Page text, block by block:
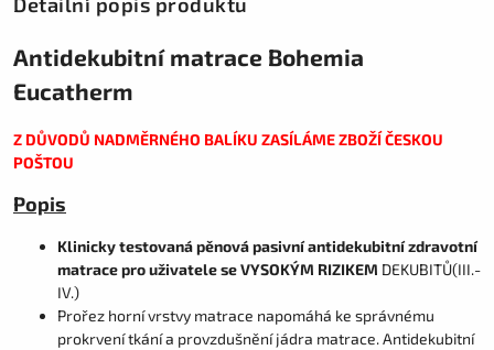
Antidekubitní matrace Bohemia
Eucatherm
Z DŮVODŮ NADMĚRNÉHO BALÍKU ZASÍLÁME ZBOŽÍ ČESKOU
POŠTOU
Popis
Klinicky testovaná pěnová pasivní antidekubitní zdravotní
matrace pro uživatele se VYSOKÝM RIZIKEM DEKUBITŮ(III.-
IV.)
Prořez horní vrstvy matrace napomáhá ke správnému
prokrvení tkání a provzdušnění jádra matrace. Antidekubitní